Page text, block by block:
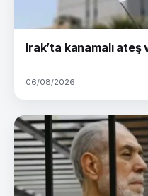
Irak’ta kanamalı ateş
06/08/2026